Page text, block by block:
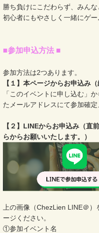
勝ち負けにこだわらず、みん
初心者にもやさしく一緒にゲ
■参加申込方法 ■
参加方法は2つあります。
【１】本ページからお申込み
「このイベントに申し込む」
たメールアドレスにて参加確定
【２】LINEからお申込み（直
らからお願いいたします。）
上の画像（ChezLien LINE＠
ージください。
①参加イベント名